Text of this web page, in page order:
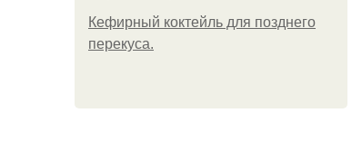
Кефирный коктейль для позднего
перекуса.